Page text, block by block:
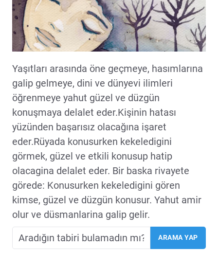
Yaşıtları arasında öne geçmeye, hasımlarına
galip gelmeye, dini ve dünyevi ilimleri
öğrenmeye yahut güzel ve düzgün
konuşmaya delalet eder.Kişinin hatası
yüzünden başarısız olacağına işaret
eder.Rüyada konusurken kekeledigini
görmek, güzel ve etkili konusup hatip
olacagina delalet eder. Bir baska rivayete
görede: Konusurken kekeledigini gören
kimse, güzel ve düzgün konusur. Yahut amir
olur ve düsmanlarina galip gelir.